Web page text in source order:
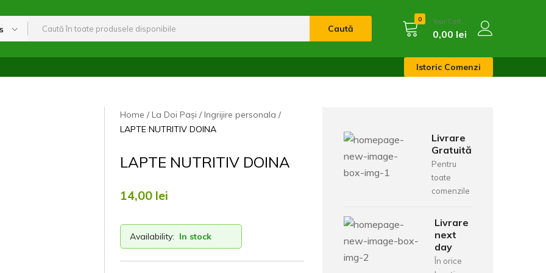
Caută
0 Your Cart
0,00 lei
Istoric Comenzi
Home La Doi Pași
Ingrijire personala
LAPTE NUTRITIV DOINA
LAPTE NUTRITIV DOINA
14,00 lei
Availability: In stock
Livrare
Gratuită
Pentru
toate
comenzile
Livrare
next
day
În orice